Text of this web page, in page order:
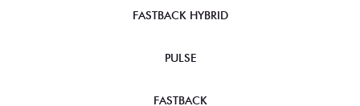
FASTBACK HYBRID
PULSE
FASTBACK